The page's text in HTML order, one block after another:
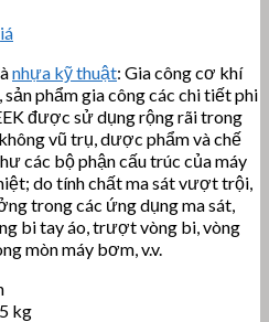
nhựa kỹ thuật: Gia công cơ khí
, sản phẩm gia công các chi tiết phi
được sử dụng rộng rãi trong
vũ trụ, dược phẩm và chế
các bộ phận cấu trúc của máy
do tính chất ma sát vượt trội,
trong các ứng dụng ma sát,
bi tay áo, trượt vòng bi, vòng
mòn máy bơm, v.v.
kg